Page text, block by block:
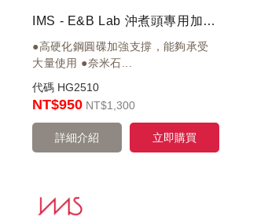
IMS - E&B Lab 沖煮頭專用加強型精密分水網 - 奈米石英塗層 MA200RNT
●高硬化鋼圓碟加強支撐，能夠承受
大量使用 ●奈米石...
代碼 HG2510
NT$950 NT$1,300
立即購買
詳細介紹